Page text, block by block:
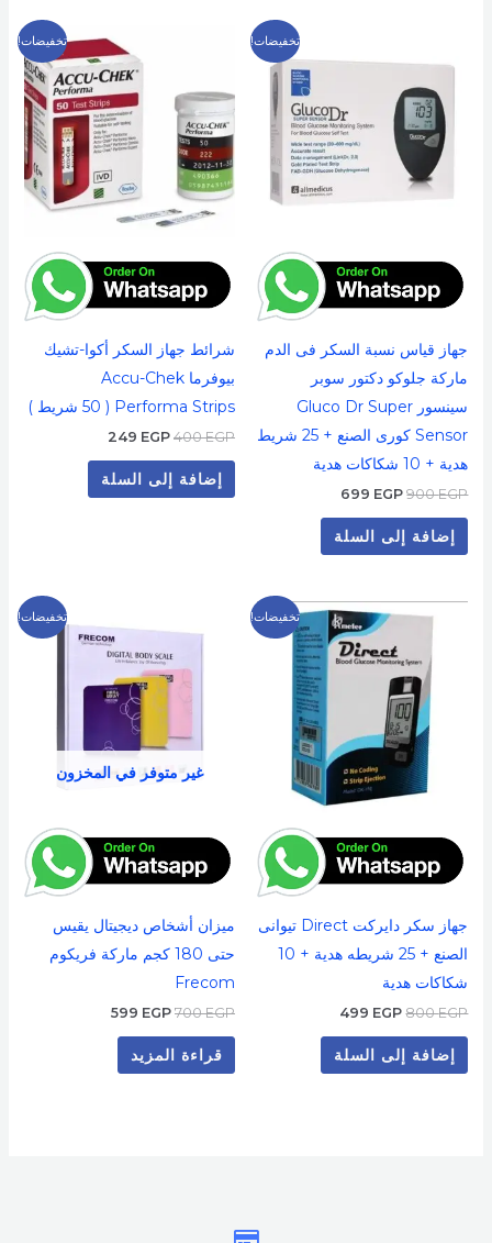
تخفيضات!
جهاز قياس نسبة السكر فى الدم
ماركة جلوكو دكتور سوبر
سينسور Gluco Dr Super
Sensor كورى الصنع + 25 شريط
هدية + 10 شكاكات هدية
900EGP
هو:
699 EGP
إضافة إلى السلة
تخفيضات!
شرائط جهاز السكر أكوا-تشيك
بيوفرما Accu-Chek
Performa Strips ( 50 شريط )
400EGP
249 EGP
هو:
249 EGP.
إضافة إلى السلة
تخفيضات!
جهاز سكر دايركت Direct تيوانى
الصنع + 25 شريطه هدية + 10
شكاكات هدية
800EGP
السعر
الأصلي
هو:
800 EGP.
499 EGP
السعر
الحالي
هو:
499 EGP.
إضافة إلى السلة
تخفيضات!
غير متوفر في المخزون
ميزان أشخاص ديجيتال يقيس
حتى 180 كجم ماركة فريكوم
Frecom
700EGP
الأصلي
700 EGP.
599 EGP
الحالي
هو:
599 EGP.
قراءة المزيد